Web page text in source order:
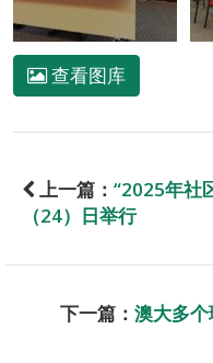
查看图库
上一篇： “2025年社
（24）日举行
下一篇： 澳大多